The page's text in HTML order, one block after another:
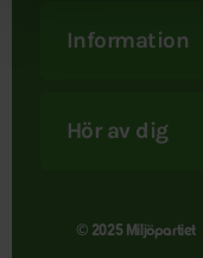
Information
Hör av dig
© 2025 Miljöpartiet